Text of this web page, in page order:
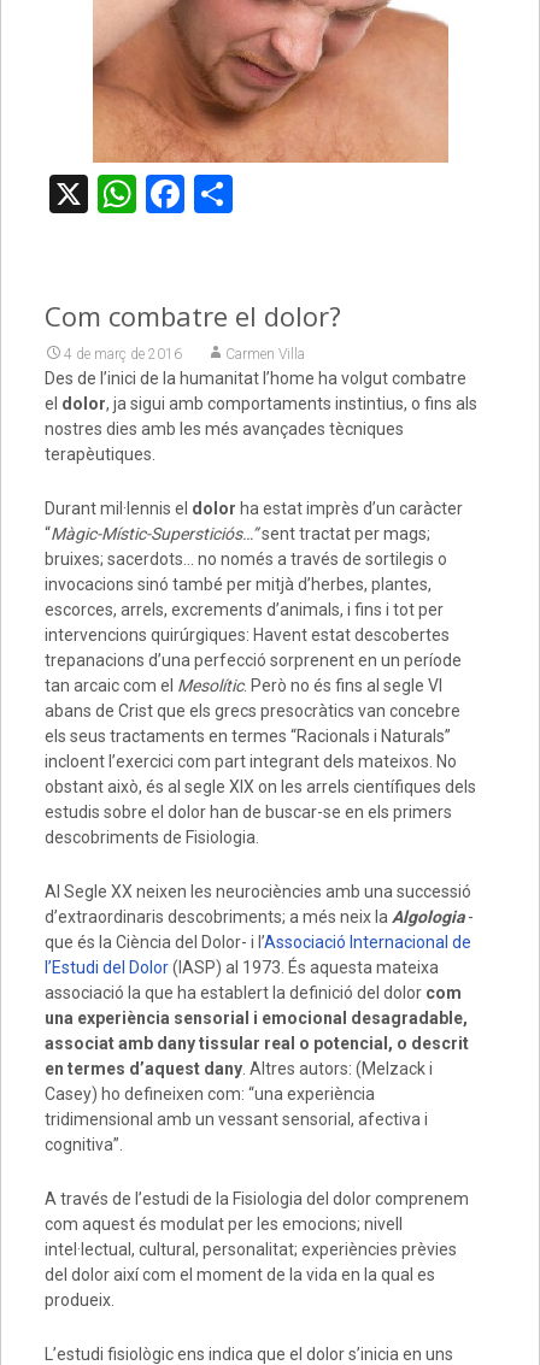
X WhatsApp
Facebook
Comparteix
Com combatre el dolor?
4 de març de 2016 Carmen Villa
Des de l’inici de la humanitat l’home ha volgut combatre
el dolor, ja sigui amb comportaments instintius, o fins als
nostres dies amb les més avançades tècniques
terapèutiques.
Durant mil·lennis el dolor ha estat imprès d’un caràcter
“Màgic-Místic-Supersticiós…”sent tractat per mags;
bruixes; sacerdots… no només a través de sortilegis o
invocacions sinó també per mitjà d’herbes, plantes,
escorces, arrels, excrements d’animals, i fins i tot per
intervencions quirúrgiques: Havent estat descobertes
trepanacions d’una perfecció sorprenent en un període
tan arcaic com el Mesolític. Però no és fins al segle VI
abans de Crist que els grecs presocràtics van concebre
els seus tractaments en termes “Racionals i Naturals”
incloent l’exercici com part integrant dels mateixos. No
obstant això, és al segle XIX on les arrels científiques dels
estudis sobre el dolor han de buscar-se en els primers
descobriments de Fisiologia.
Al Segle XX neixen les neurociències amb una successió
d’extraordinaris descobriments; a més neix la Algologia-
que és la Ciència del Dolor- i l’Associació Internacional de
l’Estudi del Dolor(IASP) al 1973. És aquesta mateixa
associació la que ha establert la definició del dolor com
una experiència sensorial i emocional desagradable,
associat amb dany tissular real o potencial, o descrit
en termes d’aquest dany. Altres autors: (Melzack i
Casey) ho defineixen com: “una experiència
tridimensional amb un vessant sensorial, afectiva i
cognitiva”.
A través de l’estudi de la Fisiologia del dolor comprenem
com aquest és modulat per les emocions; nivell
intel·lectual, cultural, personalitat; experiències prèvies
del dolor així com el moment de la vida en la qual es
produeix.
L’estudi fisiològic ens indica que el dolor s’inicia en uns